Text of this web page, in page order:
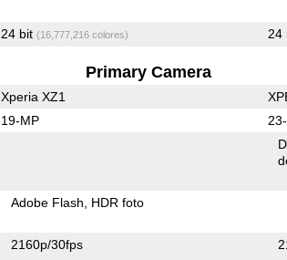
24 bit (16,777,216 colores) 24
Primary Camera
Xperia XZ1
19-MP
Adobe Flash HDR foto
2160p/30fps